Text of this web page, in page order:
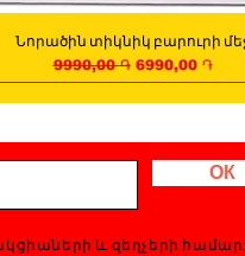
Quick View
Նորածին տիկնիկ բարուրի
Regular Price
9990,00 ֏ Sale Price
6990,00 ֏
ОК
և զեղչերի